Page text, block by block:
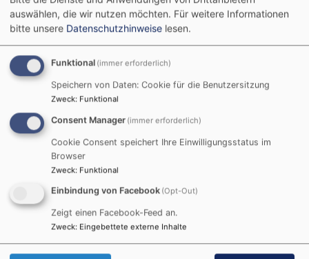
So, 16.8. 18-20 Uhr
Cantora
Buchloe Dietrich-Bonhoeffer Gemeindehaus Buchloe
Mo, 17.8. 19 Uhr
Umweltteam
Dietrich-Bonhoeffer Gemeindehaus Buchloe
auswählen, die wir nutzen möchten. Für weitere Informationen
bitte unsere Datenschutzhinweise lesen.
Funktional (immer erforderlich)
Speichern von Daten: Cookie für die Benutzersitzung
Zweck: Funktional
Consent Manager (immer erforderlich)
Cookie Consent speichert Ihre Einwilligungsstatus im
Browser
Zweck: Funktional
Einbindung von Facebook (Opt-Out)
Zeigt einen Facebook-Feed an.
Zweck: Eingebettete externe Inhalte